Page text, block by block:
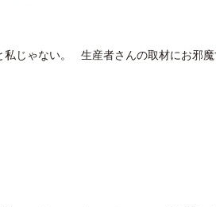
じゃない。 生産者さんの取材にお邪魔